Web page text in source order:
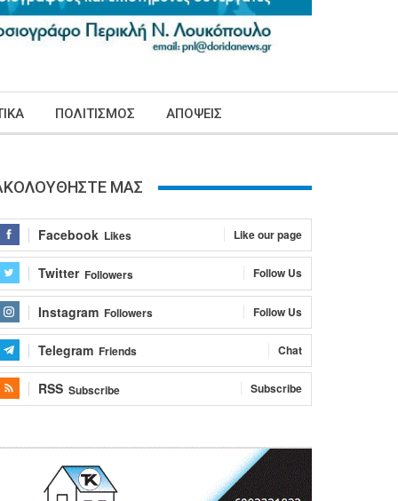
ΠΟΛΙΤΙΣΜΟΣ ΑΠΟΨΕΙΣ
ΜΑΣ
Facebook Likes Like our page
Twitter Followers Follow Us
Instagram Followers Follow Us
Telegram Friends Chat
RSS Subscribe Subscribe